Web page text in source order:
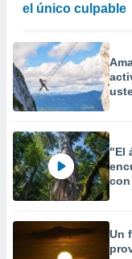
el único culpable
"El
con
Un